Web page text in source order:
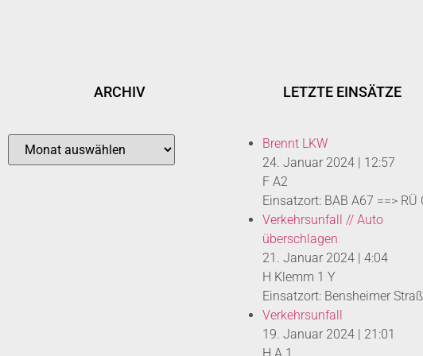
ARCHIV LETZTE EINSÄTZE
Brennt LKW
24. Januar 2024 | 12:57
F A2
Einsatzort: BAB A67 ==> RÜ
Verkehrsunfall // Auto
überschlagen
21. Januar 2024 | 4:04
H Klemm 1 Y
Einsatzort: Bensheimer
Verkehrsunfall
19. Januar 2024 | 21:01